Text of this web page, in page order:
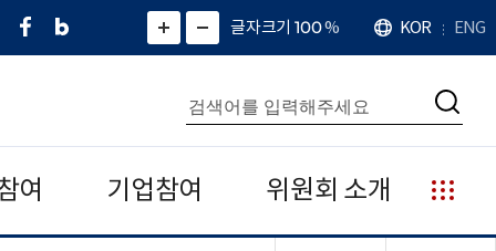
페
네
그
)
화
면
면
소
확
대
치
글자크기 100%
언
어
KOR ENG
통
합
검
색
검
여 기업참여 위원회 소개
누
리